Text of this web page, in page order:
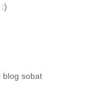
blog sobat